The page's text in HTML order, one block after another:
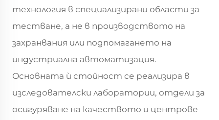
технология в специализирани области за
тестване, а не в производството на
захранвания или подпомагането на
индустриална автоматизация.
Основната ѝ стойност се реализира в
изследователски лаборатории, отдели за
осигуряване на качеството и центрове